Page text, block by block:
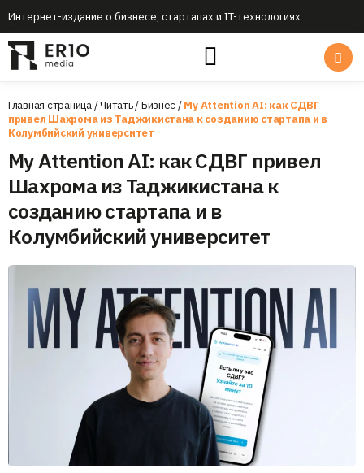
Интернет-издание о бизнесе, стартапах и IT-технологиях
Главная страница/Читать/Бизнес/My Attention AI: как СДВГ
привел Шахрома из Таджикистана к созданию стартапа и в
Колумбийский университет
My Attention AI: как СДВГ привел
Шахрома из Таджикистана к
созданию стартапа и в
Колумбийский университет